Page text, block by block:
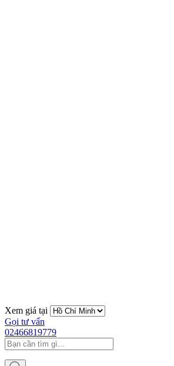
Xem giá tại
Gọi tư vấn
02466819779